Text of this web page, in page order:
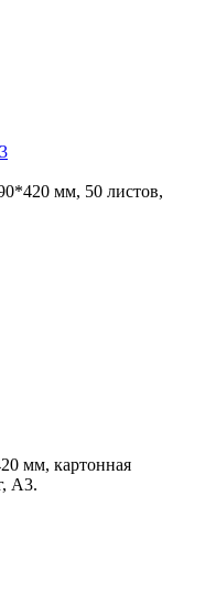
мм, 50 листов,
мм, картонная
А3.